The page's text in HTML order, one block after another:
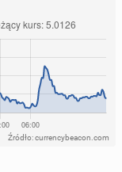
Źródło: currencybeacon.com